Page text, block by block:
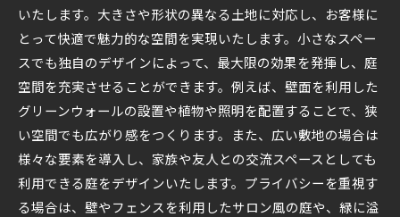
いたします。大きさや形状の異なる土地に対応し、お客様に
とって快適で魅力的な空間を実現いたします。小さなスペー
スでも独自のデザインによって、最大限の効果を発揮し、庭
空間を充実させることができます。例えば、壁面を利用した
グリーンウォールの設置や植物や照明を配置することで、狭
い空間でも広がり感をつくります。また、広い敷地の場合は
様々な要素を導入し、家族や友人との交流スペースとしても
利用できる庭をデザインいたします。プライバシーを重視す
る場合は、壁やフェンスを利用したサロン風の庭や、緑に溢